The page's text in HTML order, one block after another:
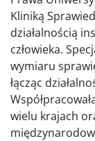
Kliniką
działalnością
człowieka.
wymiaru
łącząc
wielu krajach